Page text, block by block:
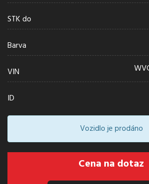
STK do
Barva
VIN
ID
Vozidlo je prodáno
Cena na dotaz